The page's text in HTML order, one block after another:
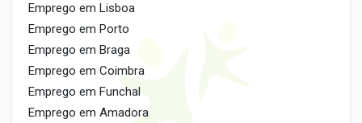
Emprego em Lisboa
Emprego em Porto
Emprego em Braga
Emprego em Coimbra
Emprego em Funchal
Emprego em Amadora